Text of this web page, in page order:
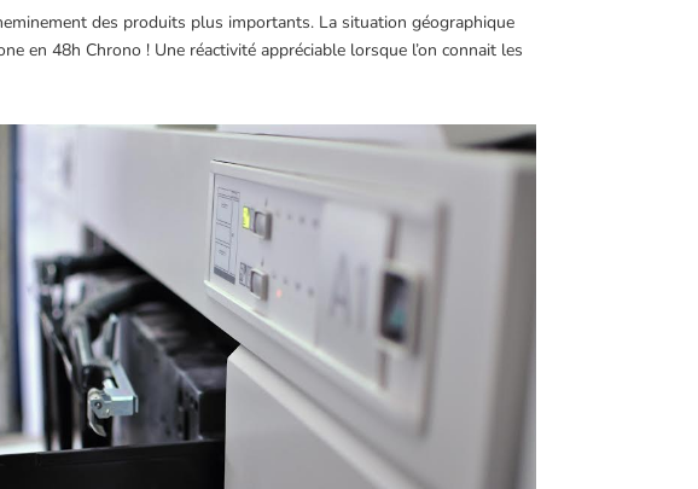
des produits plus importants. La situation géographique
en 48h Chrono ! Une réactivité appréciable lorsque l’on connait les